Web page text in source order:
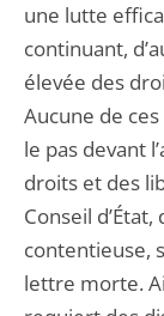
une lutte
continuant,
élevée des
Aucune de
le pas devant
droits et des
Conseil
contentieuse,
lettre morte.